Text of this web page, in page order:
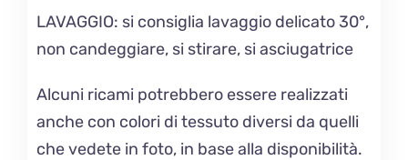
LAVAGGIO: si consiglia lavaggio delicato 30°,
non candeggiare, si stirare, si asciugatrice
Alcuni ricami potrebbero essere realizzati
anche con colori di tessuto diversi da quelli
che vedete in foto, in base alla disponibilità.